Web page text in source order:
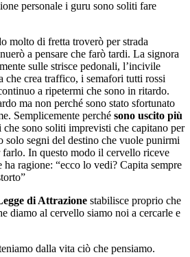
personale i guru sono soliti fare
molto di fretta troverò per strada
a pensare che farò tardi. La signora
sulle strisce pedonali, l’incivile
che crea traffico, i semafori tutti rossi
a ripetermi che sono in ritardo.
ma non perché sono stato sfortunato
Semplicemente perché sono uscito più
che sono soliti imprevisti che capitano per
solo segni del destino che vuole punirmi
farlo. In questo modo il cervello riceve
ragione: “ecco lo vedi? Capita sempre
di Attrazione stabilisce proprio che
diamo al cervello siamo noi a cercarle e
dalla vita ciò che pensiamo.